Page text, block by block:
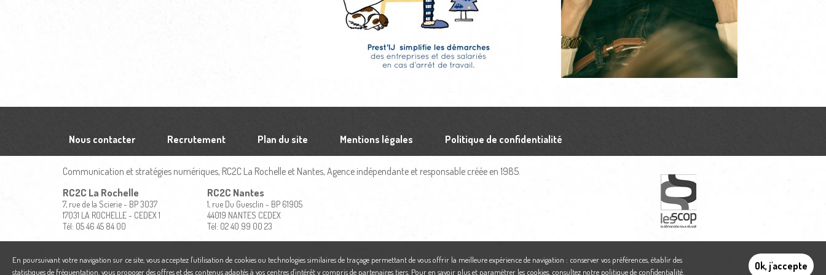
Nous contacter Recrutement Plan du site Mentions légales Politique de confidentialité
Communication et stratégies numériques, RC2C La Rochelle et Nantes, Agence indépendante et responsable créée en 1985.
RC2C La Rochelle
7, rue de la Scierie - BP 3037
17031 LA ROCHELLE - CEDEX 1
Tél: 05 46 45 84 00
RC2C Nantes
1, rue Du Guesclin - BP 61905
44019 NANTES CEDEX
Tél: 02 40 99 00 23
En poursuivant votre navigation sur ce site, vous acceptez l'utilisation de cookies ou technologies similaires de traçage permettant de vous offrir la meilleure expérience de navigation : conserver vos préférences, établir des
statistiques de fréquentation, vous proposer des offres et des contenus adaptés à vos centres d'intérêt y compris de partenaires tiers. Pour en savoir plus et paramétrer les cookies, consultez notre politique de confidentialité Ok, j'accepte